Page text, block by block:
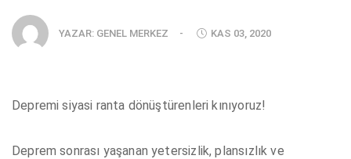
YAZAR: GENEL MERKEZ - KAS 03, 2020
Depremi siyasi ranta dönüştürenleri kınıyoruz!
Deprem sonrası yaşanan yetersizlik, plansızlık ve